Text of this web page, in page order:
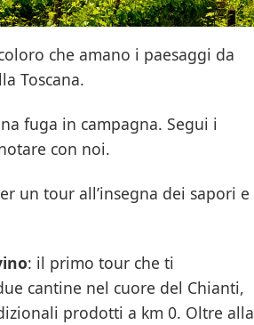
che amano i paesaggi da
Toscana.
fuga in campagna. Segui i
con noi.
un tour all’insegna dei sapori e
: il primo tour che ti
cantine nel cuore del Chianti,
prodotti a km 0. Oltre alla